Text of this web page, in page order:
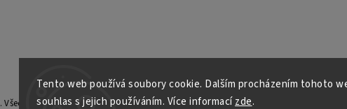
Tento web používá soubory cookie. Dalším procházením tohoto
souhlas s jejich používáním. Více informacízde.
. Všechna práva vyhrazena.